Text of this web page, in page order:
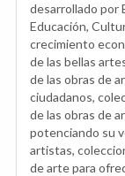
desarrollado por
Educación,
crecimiento
de las bellas
de las obras de
ciudadanos,
de las obras de
potenciando su
artistas,
de arte para